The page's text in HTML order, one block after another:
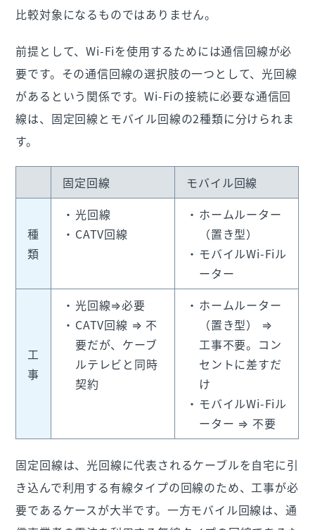
比較対象になるものではありません。
前提として、Wi-Fiを使用するためには通信回線が必
要です。その通信回線の選択肢の一つとして、光回線
があるという関係です。Wi-Fiの接続に必要な通信回
線は、固定回線とモバイル回線の2種類に分けられま
す。
固定回線 モバイル回線
種
類
光回線
CATV回線
ホームルーター
（置き型）
モバイルWi-Fiル
ーター
工
事
光回線⇒必要
CATV回線 ⇒ 不
要だが、ケーブ
ルテレビと同時
契約
ホームルーター
（置き型） ⇒
工事不要。コン
セントに差すだ
け
モバイルWi-Fiル
ーター ⇒ 不要
固定回線は、光回線に代表されるケーブルを自宅に引
き込んで利用する有線タイプの回線のため、工事が必
要であるケースが大半です。一方モバイル回線は、通